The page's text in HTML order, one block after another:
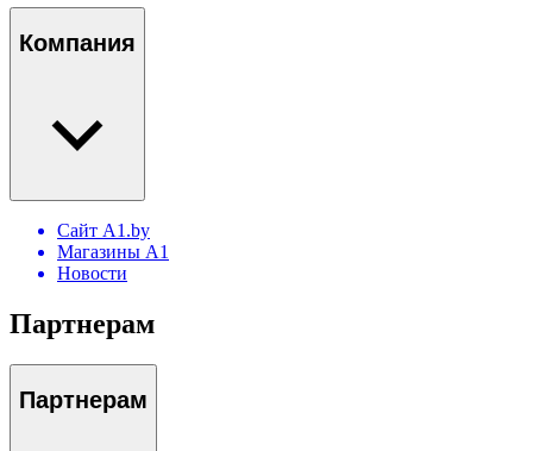
Компания
Сайт A1.by
Магазины А1
Новости
Партнерам
Партнерам